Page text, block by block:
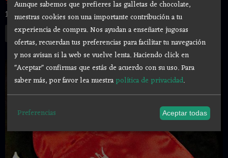
19,80 €22,00 €
Añadir a Carrito
Aunque sabemos que prefieres las galletas de chocolate,
nuestras cookies son una importante contribución a tu
experiencia de compra. Nos ayudan a enseñarte jugosas
ofertas, recuerdan tus preferencias para facilitar tu navegación
y nos avisan si la web se vuelve lenta. Haciendo click en
"Aceptar" confirmas que estás de acuerdo con su uso.Para
saber más, por favor lea nuestrapolítica de privacidad.
Preferencias Aceptar todas